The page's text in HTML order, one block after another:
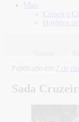
Mais
Cursos e
Horários
Publicado em 7 de
Sada